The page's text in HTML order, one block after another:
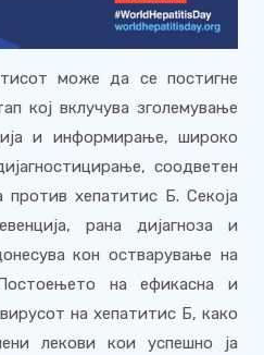
може да се постигне
кој вклучува зголемување
и информирање, широко
соодветен
против хепатитис Б. Секоја
рана дијагноза и
кон остварување на
на ефикасна и
на хепатитис Б, како
лекови кои успешно ја